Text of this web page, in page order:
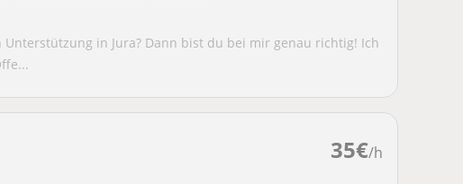
in Jura? Dann bist du bei mir genau richtig! Ich
35€/h